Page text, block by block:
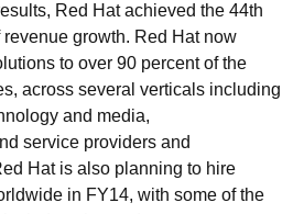
Red Hat achieved the 44th
growth. Red Hat now
to over 90 percent of the
across several verticals including
and media,
service providers and
Hat is also planning to hire
in FY14, with some of the